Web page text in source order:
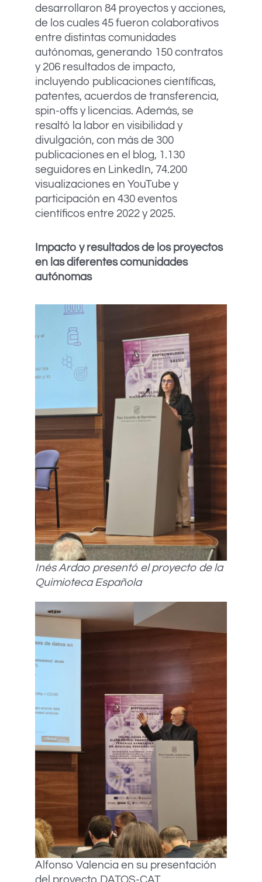
desarrollaron 84 proyectos y acciones,
de los cuales 45 fueron colaborativos
entre distintas comunidades
autónomas, generando 150 contratos
y 206 resultados de impacto,
incluyendo publicaciones científicas,
patentes, acuerdos de transferencia,
spin-offs y licencias. Además, se
resaltó la labor en visibilidad y
divulgación, con más de 300
publicaciones en el blog, 1.130
seguidores en LinkedIn, 74.200
visualizaciones en YouTube y
participación en 430 eventos
científicos entre 2022 y 2025.
Impacto y resultados de los proyectos
en las diferentes comunidades
autónomas
Inés Ardao presentó el proyecto de la
Quimioteca Española
Alfonso Valencia en su presentación